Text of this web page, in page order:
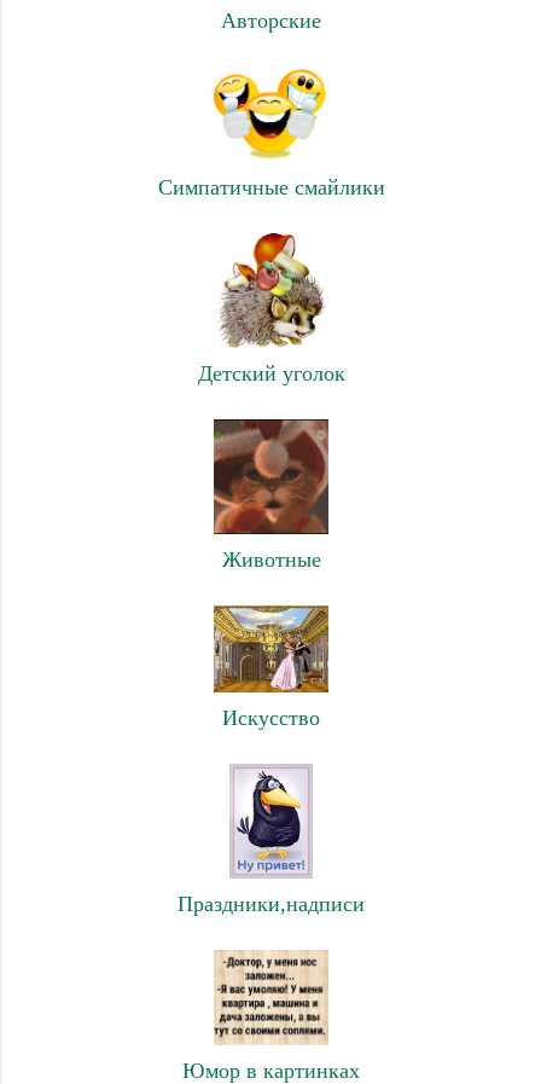
Авторские
Симпатичные смайлики
Детский уголок
Животные
Искусство
Праздники,надписи
Юмор в картинках